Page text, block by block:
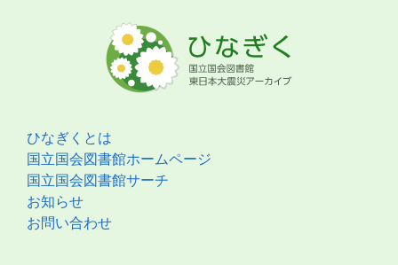
ひなぎくとは
国立国会図書館ホームページ
国立国会図書館サーチ
お知らせ
お問い合わせ